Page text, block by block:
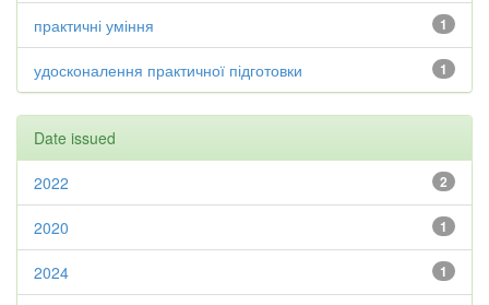
1
практичні уміння
1
удосконалення практичної підготовки
Date issued
2
2022
1
2020
1
2024